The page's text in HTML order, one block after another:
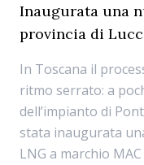
Inaugurata una
provincia di
In Toscana il
ritmo serrato: a
dell’impianto di
stata inaugurata
LNG a marchio